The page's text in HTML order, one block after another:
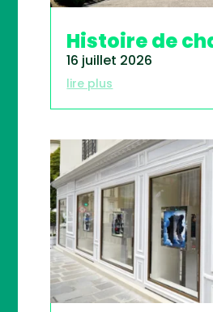
Histoire de
16 juillet 2026
lire plus